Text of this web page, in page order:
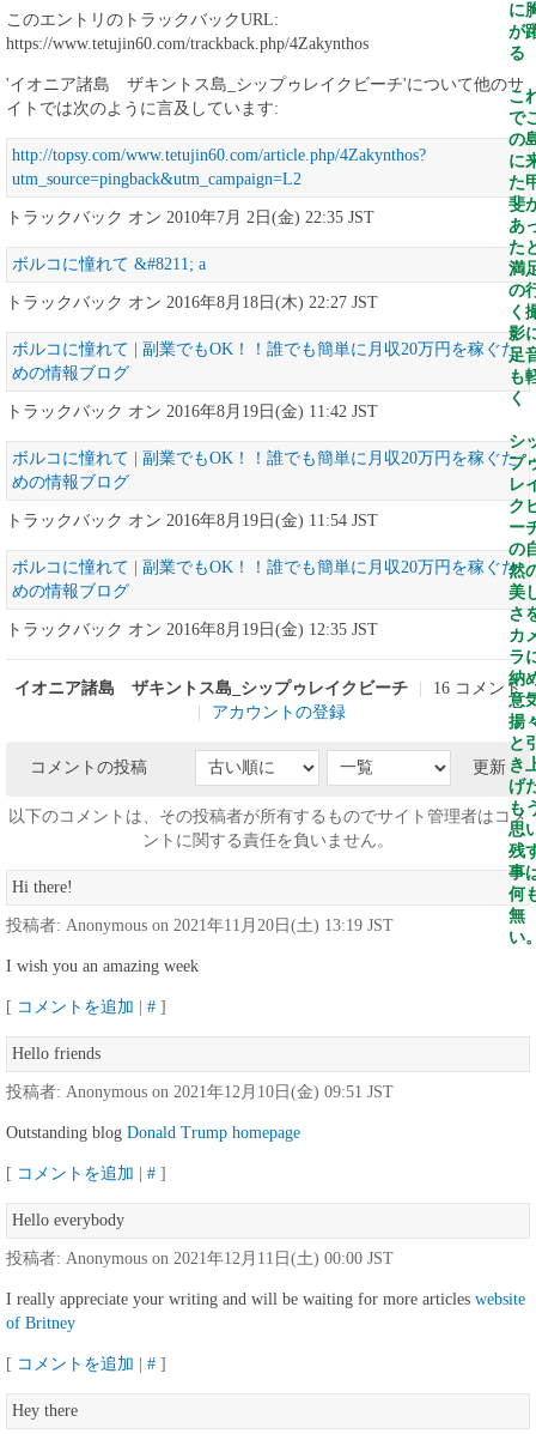
に
が
る
こ
で
の
に
た
斐
あ
た
満
の
く
影
足
も
く
シ
プ
レ
ク
ー
の
然
美
さ
カ
ラ
納
意
揚
と
き
げ
も
思
残
事
何
無
い
このエントリのトラックバックURL:
https://www.tetujin60.com/trackback.php/4Zakynthos
'イオニア諸島 ザキントス島_シップゥレイクビーチ'について他のサ
イトでは次のように言及しています:
http://topsy.com/www.tetujin60.com/article.php/4Zakynthos?
utm_source=pingback&utm_campaign=L2
トラックバック オン 2010年7月 2日(金) 22:35 JST
ボルコに憧れて &#8211; a
トラックバック オン 2016年8月18日(木) 22:27 JST
ボルコに憧れて | 副業でもOK！！誰でも簡単に月収20万円を稼ぐた
めの情報ブログ
トラックバック オン 2016年8月19日(金) 11:42 JST
ボルコに憧れて | 副業でもOK！！誰でも簡単に月収20万円を稼ぐた
めの情報ブログ
トラックバック オン 2016年8月19日(金) 11:54 JST
ボルコに憧れて | 副業でもOK！！誰でも簡単に月収20万円を稼ぐた
めの情報ブログ
トラックバック オン 2016年8月19日(金) 12:35 JST
イオニア諸島 ザキントス島_シップゥレイクビーチ
16 コメント
アカウントの登録
コメントの投稿 更新
以下のコメントは、その投稿者が所有するものでサイト管理者はコメ
ントに関する責任を負いません。
Hi there!
投稿者: Anonymous on 2021年11月20日(土) 13:19 JST
I wish you an amazing week
[ コメントを追加 # ]
Hello friends
投稿者: Anonymous on 2021年12月10日(金) 09:51 JST
Outstanding blog Donald Trump homepage
[ コメントを追加 # ]
Hello everybody
投稿者: Anonymous on 2021年12月11日(土) 00:00 JST
I really appreciate your writing and will be waiting for more articles website
of Britney
[ コメントを追加 # ]
Hey there